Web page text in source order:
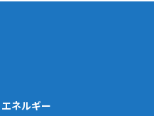
エネルギー